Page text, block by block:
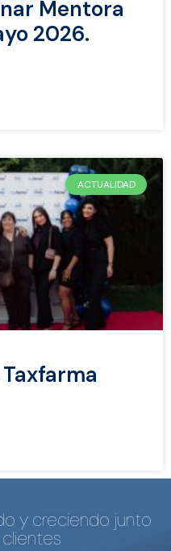
Mentora
2026.
ACTUALIDAD
y creciendo junto